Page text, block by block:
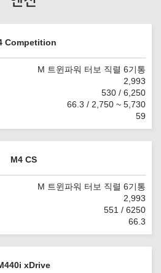
Competition
M 트윈파워 터보 직렬 6기통
2,993
530 / 6,250
66.3 / 2,750 ~ 5,730
59
M4 CS
M 트윈파워 터보 직렬 6기통
2,993
551 / 6250
66.3
xDrive